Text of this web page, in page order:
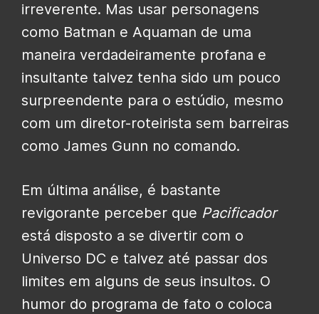
irreverente. Mas usar personagens
como Batman e Aquaman de uma
maneira verdadeiramente profana e
insultante talvez tenha sido um pouco
surpreendente para o estúdio, mesmo
com um diretor-roteirista sem barreiras
como James Gunn no comando.
Em última análise, é bastante
revigorante perceber que Pacificador
está disposto a se divertir com o
Universo DC e talvez até passar dos
limites em alguns de seus insultos. O
humor do programa de fato o coloca